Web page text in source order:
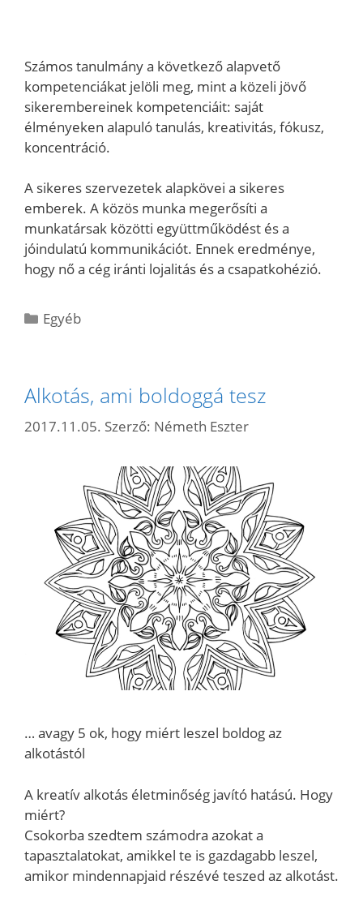
Számos tanulmány a következő alapvető
kompetenciákat jelöli meg, mint a közeli jövő
sikerembereinek kompetenciáit: saját
élményeken alapuló tanulás, kreativitás, fókusz,
koncentráció.
A sikeres szervezetek alapkövei a sikeres
emberek. A közös munka megerősíti a
munkatársak közötti együttműködést és a
jóindulatú kommunikációt. Ennek eredménye,
hogy nő a cég iránti lojalitás és a csapatkohézió.
Kategória
Egyéb
Alkotás, ami boldoggá tesz
2017.11.05. Szerző: Németh Eszter
… avagy 5 ok, hogy miért leszel boldog az
alkotástól
A kreatív alkotás életminőség javító hatású. Hogy
miért?
Csokorba szedtem számodra azokat a
tapasztalatokat, amikkel te is gazdagabb leszel,
amikor mindennapjaid részévé teszed az alkotást.